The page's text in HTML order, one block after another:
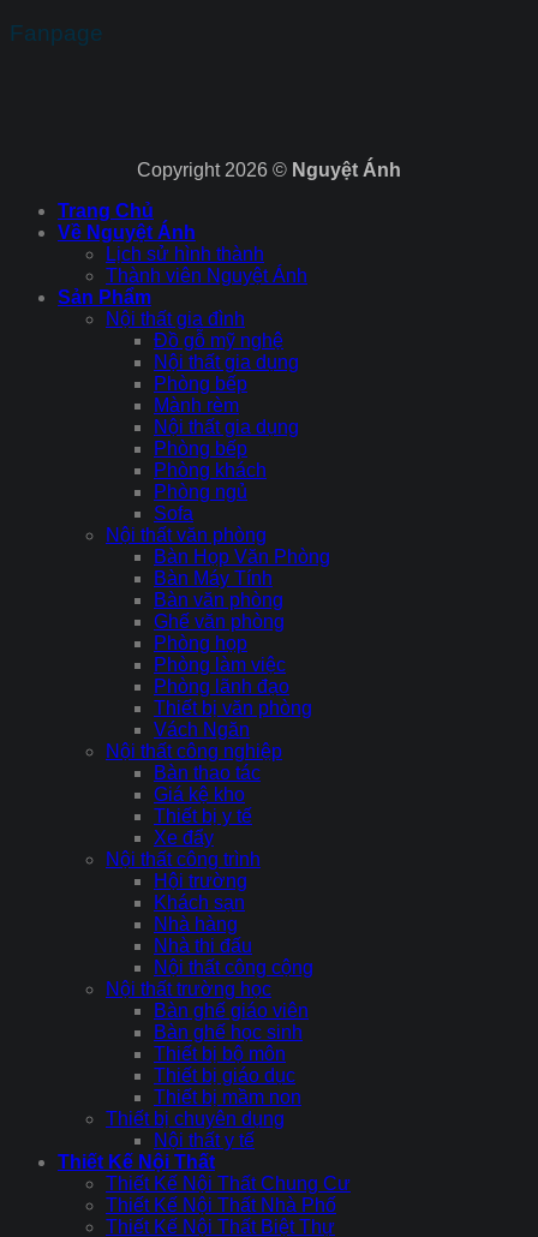
Fanpage
Copyright 2026 © Nguyệt Ánh
Trang Chủ
Về Nguyệt Ánh
Lịch sử hình thành
Thành viên Nguyệt Ánh
Sản Phẩm
Nội thất gia đình
Đồ gỗ mỹ nghệ
Nội thất gia dụng
Phòng bếp
Mành rèm
Nội thất gia dụng
Phòng bếp
Phòng khách
Phòng ngủ
Sofa
Nội thất văn phòng
Bàn Họp Văn Phòng
Bàn Máy Tính
Bàn văn phòng
Ghế văn phòng
Phòng họp
Phòng làm việc
Phòng lãnh đạo
Thiết bị văn phòng
Vách Ngăn
Nội thất công nghiệp
Bàn thao tác
Giá kệ kho
Thiết bị y tế
Xe đẩy
Nội thất công trình
Hội trường
Khách sạn
Nhà hàng
Nhà thi đấu
Nội thất công cộng
Nội thất trường học
Bàn ghế giáo viên
Bàn ghế học sinh
Thiết bị bộ môn
Thiết bị giáo dục
Thiết bị mầm non
Thiết bị chuyên dụng
Nội thất y tế
Thiết Kế Nội Thất
Thiết Kế Nội Thất Chung Cư
Thiết Kế Nội Thất Nhà Phố
Thiết Kế Nội Thất Biệt Thự